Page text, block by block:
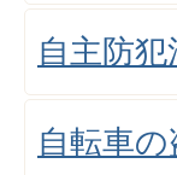
自主防
自転車